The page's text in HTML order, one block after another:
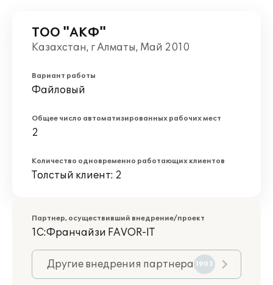
ТОО "АКФ"
Казахстан, г Алматы, Май 2010
Вариант работы
Файловый
Общее число автоматизированных рабочих мест
2
Количество одновременно работающих клиентов
Толстый клиент: 2
Партнер, осуществивший внедрение/проект
1С:Франчайзи FAVOR-IT
Другие внедрения партнера 1903